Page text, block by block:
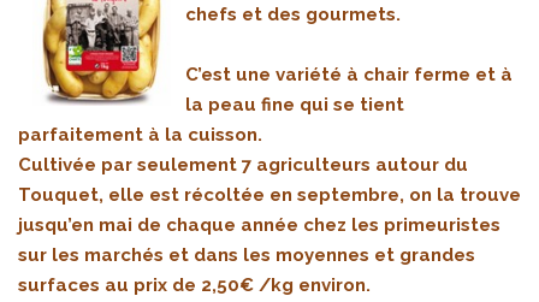
chefs et des gourmets.
C’est une variété à chair ferme et à
la peau fine qui se tient
parfaitement à la cuisson.
Cultivée par seulement 7 agriculteurs autour du
Touquet, elle est récoltée en septembre, on la trouve
jusqu’en mai de chaque année chez les primeuristes
sur les marchés et dans les moyennes et grandes
surfaces au prix de 2,50€ /kg environ.